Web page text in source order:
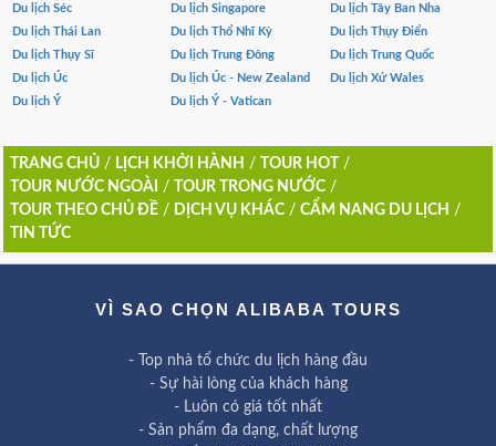
Du lịch Séc
Du lịch Singapore
Du lịch Tây Ban Nha
Du lịch Thái Lan
Du lịch Thổ Nhĩ Kỳ
Du lịch Thụy Điển
Du lịch Thụy Sĩ
Du lịch Trung Đông
Du lịch Trung Quốc
Du lịch Úc
Du lịch Úc - New Zealand
Du lịch Xứ Wales
Du lịch Ý
Du lịch Ý - Vatican
TRANG CHỦ/ LỊCH KHỞI HÀNH / TOUR HOT
/
TOUR NƯỚC NGOÀI
/ TOUR TRONG NƯỚC/
TOUR THEO CHỦ ĐỀ/ DỊCH VỤ KHÁC/ CẨM NANG DU LỊCH /
TIN TỨC
VÌ SAO CHỌN ALIBABA TOURS
- Top nhà tổ chức du lịch hàng đầu
- Sự hài lòng của khách hàng
- Luôn có giá tốt nhất
- Sản phẩm đa dạng, chất lượng